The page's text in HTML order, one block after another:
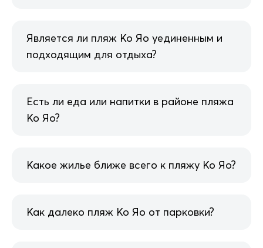
Является ли пляж Ко Яо уединенным и
подходящим для отдыха?
Есть ли еда или напитки в районе пляжа
Ко Яо?
Какое жилье ближе всего к пляжу Ко Яо?
Как далеко пляж Ко Яо от парковки?